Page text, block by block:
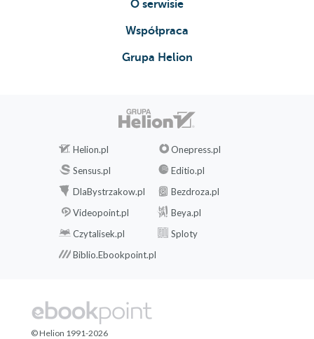
O serwisie
Współpraca
Grupa Helion
Helion.pl
Onepress.pl
Sensus.pl
Editio.pl
DlaBystrzakow.pl
Bezdroza.pl
Videopoint.pl
Beya.pl
Czytalisek.pl
Sploty
Biblio.Ebookpoint.pl
© Helion 1991-2026